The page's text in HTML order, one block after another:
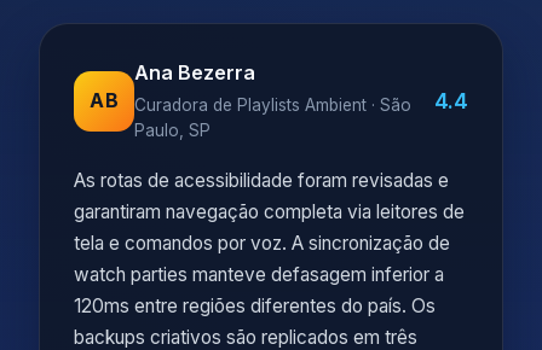
AB
Ana Bezerra
Curadora de Playlists Ambient · São
Paulo, SP
4.4
As rotas de acessibilidade foram revisadas e
garantiram navegação completa via leitores de
tela e comandos por voz. A sincronização de
watch parties manteve defasagem inferior a
120ms entre regiões diferentes do país. Os
backups criativos são replicados em três